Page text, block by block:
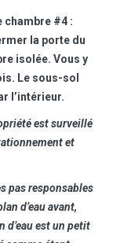
chambre #4 :
la porte du
isolée. Vous y
Le sous-sol
l’intérieur.
est surveillé
et
pas responsables
d’eau avant,
d’eau est un petit